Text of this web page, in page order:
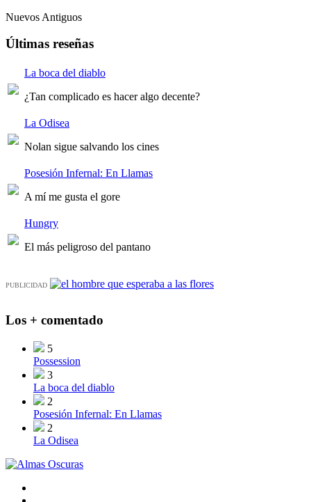
Nuevos Antiguos
Últimas reseñas
La boca del diablo
¿Tan complicado es hacer algo decente?
La Odisea
Nolan sigue salvando los cines
Posesión Infernal: En Llamas
A mí me gusta el gore
Hungry
El más peligroso del pantano
PUBLICIDAD
Los + comentado
5
Possession
3
La boca del diablo
2
Posesión Infernal: En Llamas
2
La Odisea